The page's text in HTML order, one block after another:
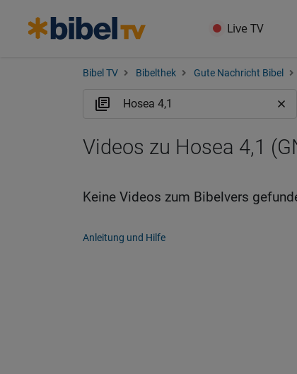
Live TV
Bibel TV Bibelthek Gute Nachricht Bibel
Videos zu Hosea 4,1
Keine Videos zum Bibelvers
Anleitung und Hilfe